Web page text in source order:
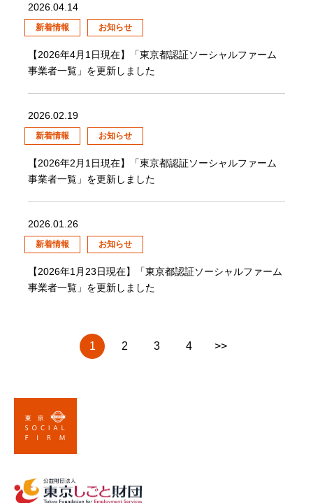
2026.04.14
新着情報 お知らせ
【2026年4月1日現在】「東京都認証ソーシャルファーム
事業者一覧」を更新しました
2026.02.19
新着情報 お知らせ
【2026年2月1日現在】「東京都認証ソーシャルファーム
事業者一覧」を更新しました
2026.01.26
新着情報 お知らせ
【2026年1月23日現在】「東京都認証ソーシャルファーム
事業者一覧」を更新しました
1 2 3 4 >>